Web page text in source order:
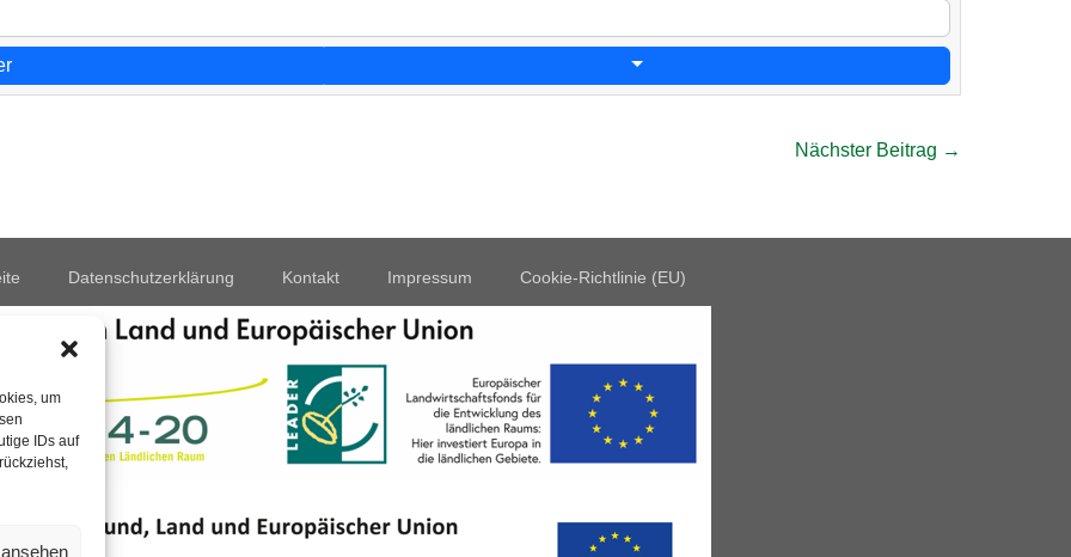
um
IDs auf
Nächster Beitrag →
Datenschutzerklärung Kontakt Impressum Cookie-Richtlinie (EU)